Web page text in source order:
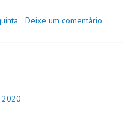
Deixe um comentário